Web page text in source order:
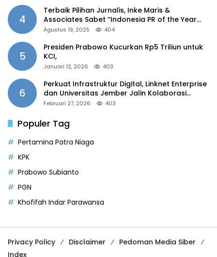
4
Terbaik Pilihan Jurnalis, Inke Maris &
Associates Sabet “Indonesia PR of the Year
2025”
Agustus 19, 2025 404
5
Presiden Prabowo Kucurkan Rp5 Triliun untuk
KCI,
Januari 12, 2026 403
6
Perkuat Infrastruktur Digital, Linknet Enterprise
dan Universitas Jember Jalin Kolaborasi
Smart Campus Berbasis AI
Februari 27, 2026 403
Populer Tag
Pertamina Patra Niaga
KPK
Prabowo Subianto
PGN
Khofifah Indar Parawansa
Privacy Policy Disclaimer
Pedoman Media Siber
Index